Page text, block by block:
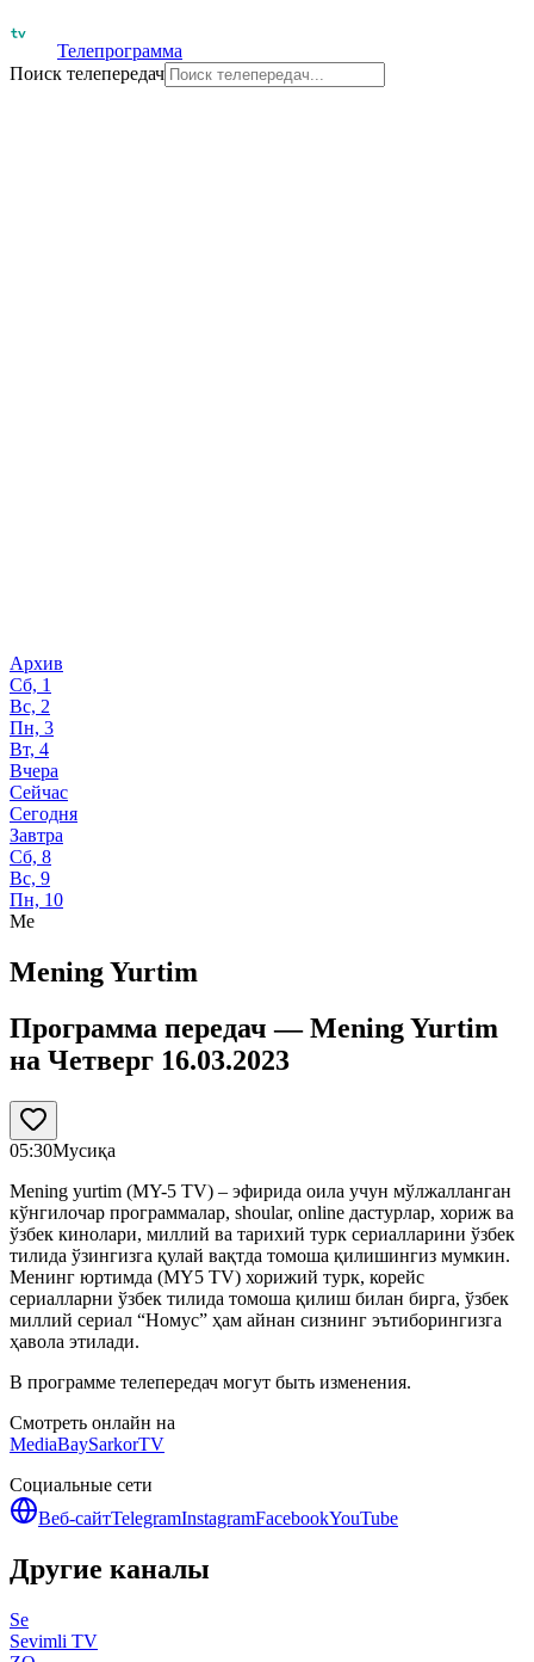
Телепрограмма
Поиск телепередач
Архив
Сб, 1
Вс, 2
Пн, 3
Вт, 4
Вчера
Сейчас
Сегодня
Завтра
Сб, 8
Вс, 9
Пн, 10
Me
Mening Yurtim
Программа передач —Mening Yurtim
на Четверг 16.03.2023
05:30Мусиқа
Mening yurtim (MY-5 TV) – эфирида оила учун мўлжалланган
кўнгилочар программалар, shoular, online дастурлар, хориж ва
ўзбек кинолари, миллий ва тарихий турк сериалларини ўзбек
тилида ўзингизга қулай вақтда томоша қилишингиз мумкин.
Менинг юртимда (MY5 TV) хорижий турк, корейс
сериалларни ўзбек тилида томоша қилиш билан бирга, ўзбек
миллий сериал “Номус” ҳам айнан сизнинг эътиборингизга
ҳавола этилади.
В программе телепередач могут быть изменения.
Смотреть онлайн на
MediaBaySarkorTV
Социальные сети
Веб-сайтTelegramInstagramFacebookYouTube
Другие каналы
Se
Sevimli TV